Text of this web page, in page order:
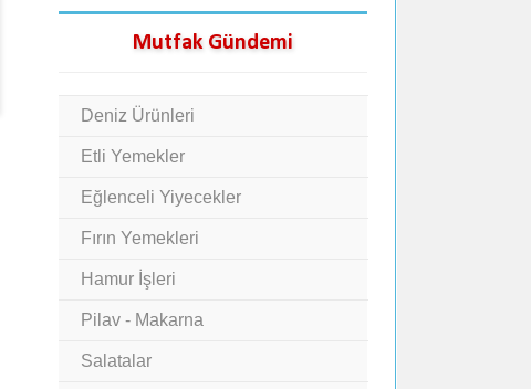
Mutfak Gündemi
Deniz Ürünleri
Etli Yemekler
Eğlenceli Yiyecekler
Fırın Yemekleri
Hamur İşleri
Pilav - Makarna
Salatalar